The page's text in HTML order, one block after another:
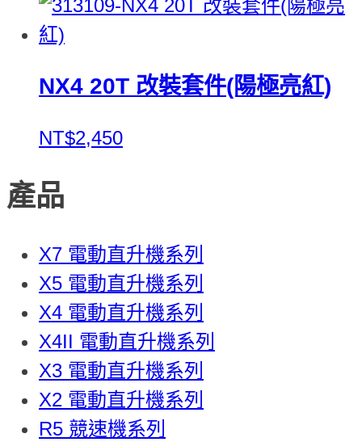
NX4 20T 改裝套件(陽極亮紅)
NT$2,450
產品
X7 電動直升機系列
X5 電動直升機系列
X4 電動直升機系列
X4II 電動直升機系列
X3 電動直升機系列
X2 電動直升機系列
R5 競速機系列